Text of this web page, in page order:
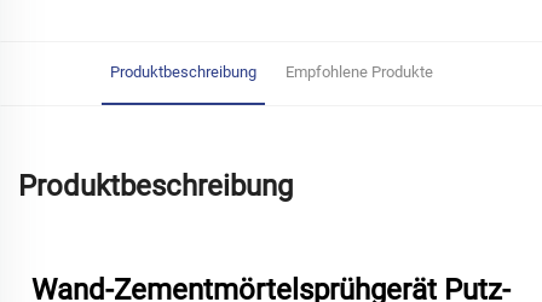
Produktbeschreibung Empfohlene Produkte
Produktbeschreibung
Wand-Zementmörtelsprühgerät Putz-